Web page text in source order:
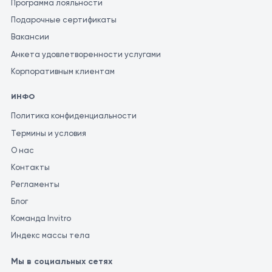
Программа лояльности
Подарочные сертификаты
Вакансии
Анкета удовлетворенности услугами
Корпоративным клиентам
ИНФО
Политика конфиденциальности
Термины и условия
О нас
Контакты
Регламенты
Блог
Команда Invitro
Индекс массы тела
Мы в социальных сетях